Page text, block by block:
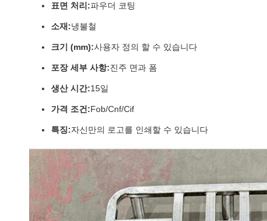
표면 처리:파우더 코팅
소재:냉불철
크기 (mm):사용자 정의 할 수 있습니다
포장 세부 사항:진주 면과 폼
생산 시간:15일
가격 조건:Fob/Cnf/Cif
특징:자신만의 로고를 인쇄할 수 있습니다